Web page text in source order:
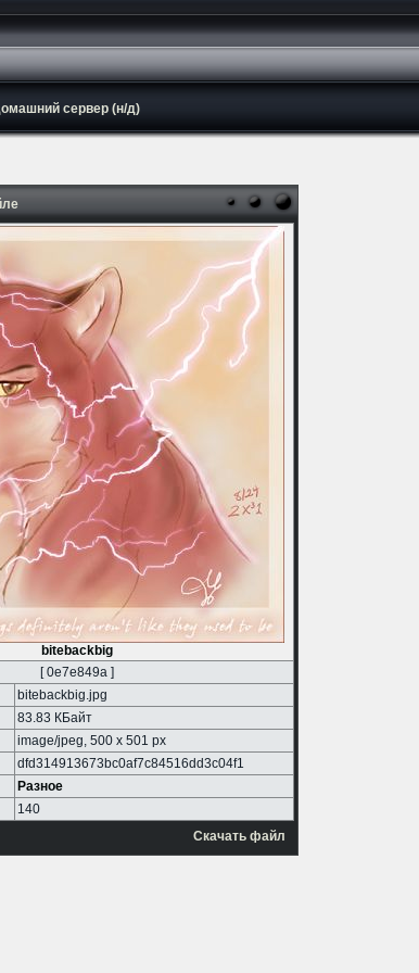
сервер (н/д)
bitebackbig
[ 0e7e849a ]
bitebackbig.jpg
83.83 КБайт
image/jpeg, 500 x 501 px
dfd314913673bc0af7c84516dd3c04f1
Разное
140
Скачать файл